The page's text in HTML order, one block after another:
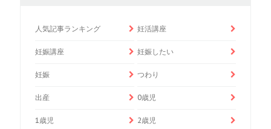
人気記事ランキング 妊活講座
妊娠講座 妊娠したい
妊娠 つわり
出産 0歳児
1歳児 2歳児